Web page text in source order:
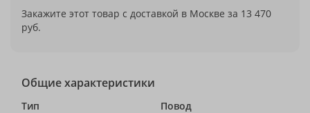
Закажите этот товар с доставкой в Москве за 13 470
руб.
Общие характеристики
Тип
Повод